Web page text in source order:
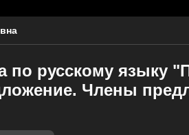
по русскому языку
Члены